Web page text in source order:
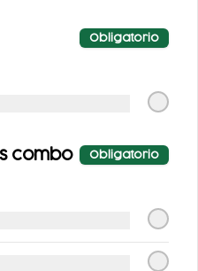
JUGO DE NARANJA
Obligatorio
combo Obligatorio